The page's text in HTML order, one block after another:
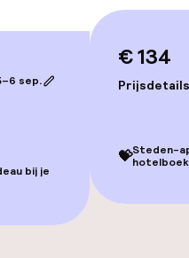
sep.
bij je
€ 134
Prijsdetails
💝Steden-